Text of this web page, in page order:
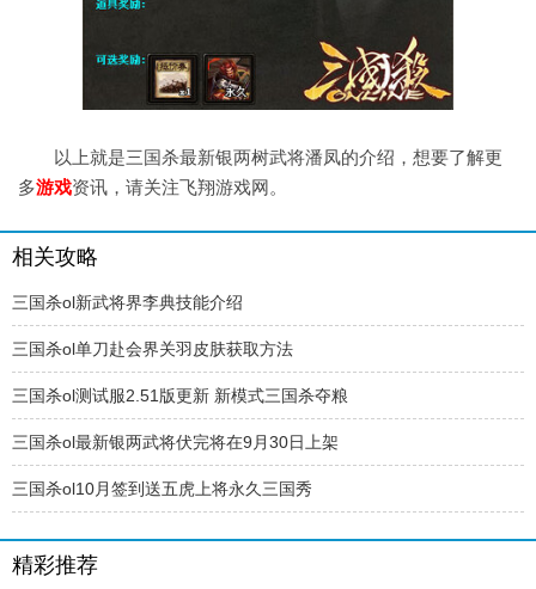
以上就是三国杀最新银两树武将潘凤的介绍，想要了解更
多游戏资讯，请关注飞翔游戏网。
相关攻略
三国杀ol新武将界李典技能介绍
三国杀ol单刀赴会界关羽皮肤获取方法
三国杀ol测试服2.51版更新 新模式三国杀夺粮
三国杀ol最新银两武将伏完将在9月30日上架
三国杀ol10月签到送五虎上将永久三国秀
精彩推荐